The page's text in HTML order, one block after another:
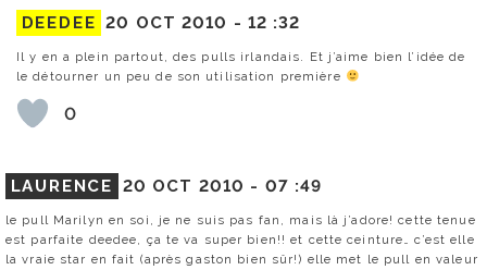
DEEDEE 20 OCT 2010 - 12 :32
Il y en a plein partout, des pulls irlandais. Et j’aime bien l’idée de
le détourner un peu de son utilisation première
0
LAURENCE 20 OCT 2010 - 07 :49
le pull Marilyn en soi, je ne suis pas fan, mais là j’adore! cette tenue
est parfaite deedee, ça te va super bien!! et cette ceinture… c’est elle
la vraie star en fait (après gaston bien sûr!) elle met le pull en valeur